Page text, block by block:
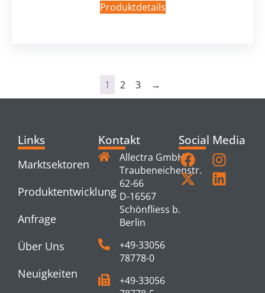
Produktdetails
1 2 3 →
Links
Marktsektoren
Produktentwicklung
Anfrage
Über Uns
Neuigkeiten
Kontakt
Allectra GmbH
Traubeneichenstr.
62-66
D-16567
Schönfliess b.
Berlin
+49-33056
78778-0
+49-33056
Social Media